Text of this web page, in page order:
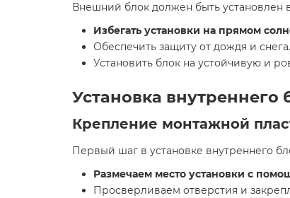
Внешний блок должен быть установлен
Избегать установки на прямом
Обеспечить защиту от дождя и снега.
Установить блок на устойчивую и
Установка внутреннего
Крепление монтажной
Первый шаг в установке внутреннего
Размечаем место установки с
Просверливаем отверстия и